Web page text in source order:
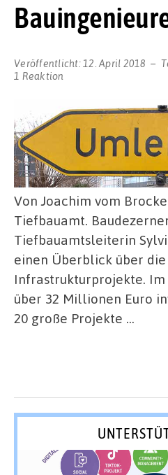
Veröffentlicht: 12. April 2018
1 Reaktion
Von Joachim vom
Tiefbauamt.
Tiefbauamtsleiterin
einen Überblick über die
Infrastrukturprojekte. Im
über 32 Millionen Euro
20 große Projekte …